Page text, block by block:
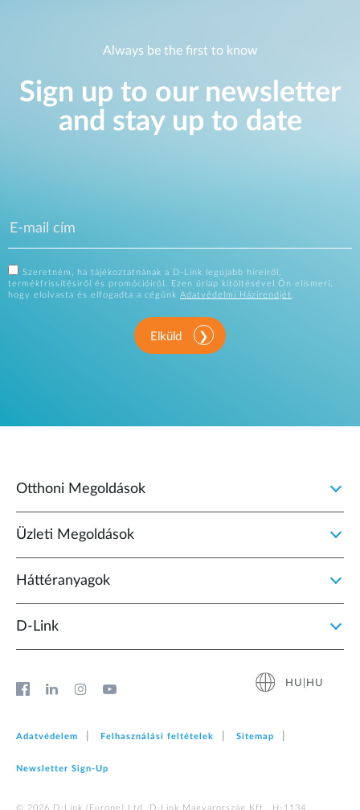
Always be the first to know
Sign up to our newsletter
and stay up to date
Szeretném, ha tájékoztatnának a D-Link legújabb híreiről,
termékfrissítésiről és promócióiról. Ezen űrlap kitöltésével Ön elismeri,
hogy elolvasta és elfogadta a cégünk Adatvédelmi Házirendjét.
Elküld
Otthoni Megoldások
Üzleti Megoldások
Háttéranyagok
D‑Link
HU|HU
Adatvédelem Felhasználási feltételek Sitemap
Newsletter Sign‑Up